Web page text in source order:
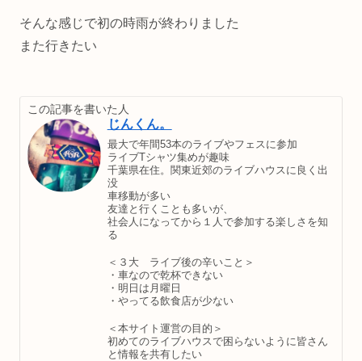
そんな感じで初の時雨が終わりました
また行きたい
この記事を書いた人
じんくん。
最大で年間53本のライブやフェスに参加
ライブTシャツ集めが趣味
千葉県在住。関東近郊のライブハウスに良く出
没
車移動が多い
友達と行くことも多いが、
社会人になってから１人で参加する楽しさを知
る
＜３大 ライブ後の辛いこと＞
・車なので乾杯できない
・明日は月曜日
・やってる飲食店が少ない
＜本サイト運営の目的＞
初めてのライブハウスで困らないように皆さん
と情報を共有したい